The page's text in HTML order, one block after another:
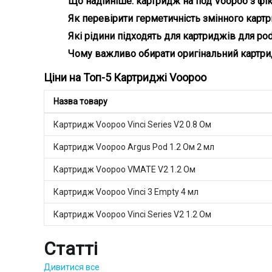
Таке
система для
опір
Змінні картриджі Voopoo вигідніші, а фіксовані
Як перевірити герметичність змінного
Потрібно заправити і залишити на кілька хвилин
Які рідини підходять для картриджів для
У картриджі для ПОДів Voopoo рекомендується
Чому важливо обирати оригінальний
Ціни на Топ-5 Картриджі Voopoo
Назва товару
Картридж Voopoo Vinci Series V2 0.8 Ом
Картридж Voopoo Argus Pod 1.2 Ом 2 мл
Картридж Voopoo VMATE V2 1.2 Ом
Картридж Voopoo Vinci 3 Empty 4 мл
Картридж Voopoo Vinci Series V2 1.2 Ом
Статті
Дивитися все